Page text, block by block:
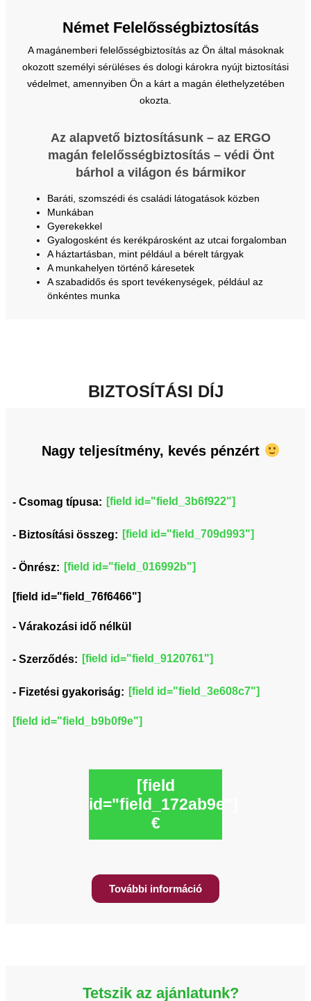
Német Felelősségbiztosítás
A magánemberi felelősségbiztosítás az Ön által másoknak
okozott személyi sérüléses és dologi károkra nyújt biztosítási
védelmet, amennyiben Ön a kárt a magán élethelyzetében
okozta.
Az alapvető biztosításunk – az ERGO
magán felelősségbiztosítás – védi Önt
bárhol a világon és bármikor
Baráti, szomszédi és családi látogatások közben
Munkában
Gyerekekkel
Gyalogosként és kerékpárosként az utcai forgalomban
A háztartásban, mint például a bérelt tárgyak
A munkahelyen történő káresetek
A szabadidős és sport tevékenységek, például az
önkéntes munka
BIZTOSÍTÁSI DÍJ
Nagy teljesítmény, kevés pénzért
- Csomag típusa: [field id="field_3b6f922"]
- Biztosítási összeg: [field id="field_709d993"]
- Önrész: [field id="field_016992b"]
[field id="field_76f6466"]
- Várakozási idő nélkül
- Szerződés: [field id="field_9120761"]
- Fizetési gyakoriság: [field id="field_3e608c7"]
[field id="field_b9b0f9e"]
[field
id="field_172ab9e"]
€
További információ
Tetszik az ajánlatunk?